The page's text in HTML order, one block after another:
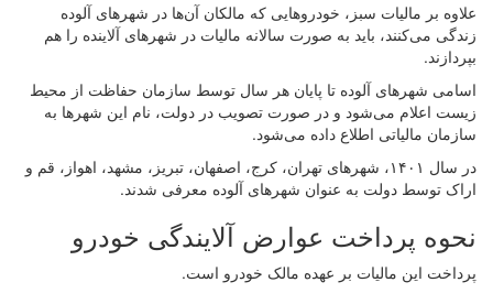
علاوه بر مالیات سبز، خودروهایی که مالکان آن‌ها در شهرهای آلوده
زندگی می‌کنند، باید به صورت سالانه مالیات در شهرهای آلاینده را هم
بپردازند.
اسامی شهرهای آلوده تا پایان هر سال توسط سازمان حفاظت از محیط
زیست اعلام می‌شود و در صورت تصویب در دولت، نام این شهرها به
سازمان مالیاتی اطلاع داده می‌شود.
در سال ۱۴۰۱، شهرهای تهران، کرج، اصفهان، تبریز، مشهد، اهواز، قم و
اراک توسط دولت به عنوان شهرهای آلوده معرفی شدند.
نحوه پرداخت عوارض آلایندگی خودرو
پرداخت این مالیات بر عهده مالک خودرو است.